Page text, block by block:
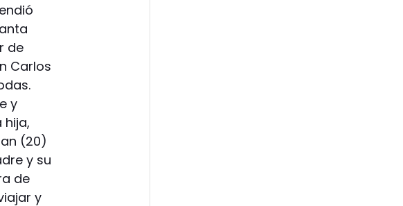
de
Carlos
y
hija,
(20)
y su
de
y